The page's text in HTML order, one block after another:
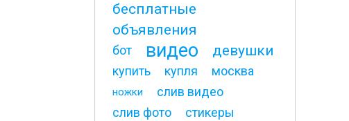
бесплатные
объявления
бот видео девушки
купить купля москва
ножки
слив видео
слив фото
стикеры